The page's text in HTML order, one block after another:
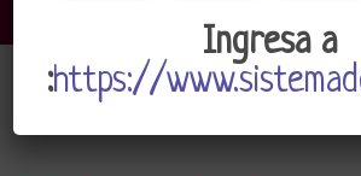
Ingresa a
:https://